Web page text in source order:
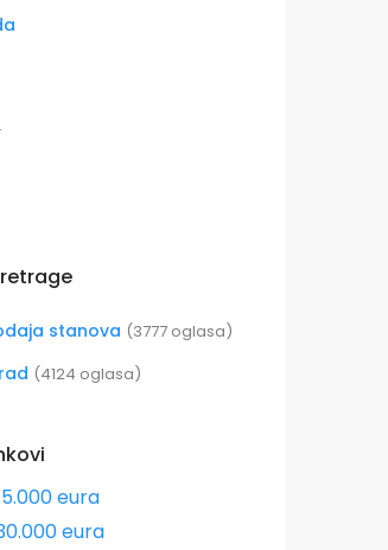
stanova (3777 oglasa)
(4124 oglasa)
eura
eura